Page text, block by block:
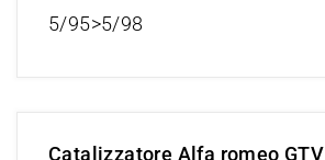
5/95>5/98
Catalizzatore Alfa romeo GTV